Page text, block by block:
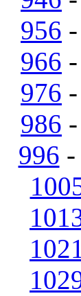
956 -
966 -
976 -
986 -
996 -
1021